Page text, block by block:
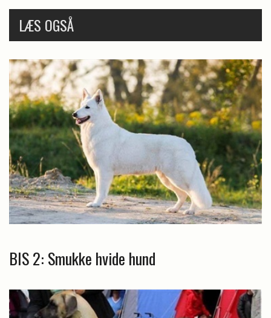
LÆS OGSÅ
BIS 2: Smukke hvide hund